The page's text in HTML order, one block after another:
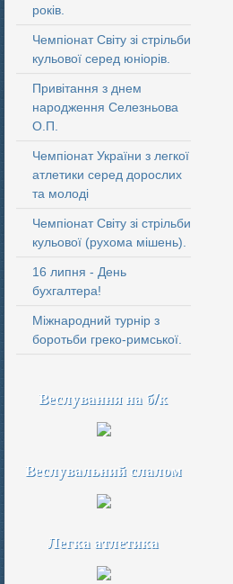
років.
Чемпіонат Світу зі стрільби
кульової серед юніорів.
Привітання з днем
народження Селезньова
О.П.
Чемпіонат України з легкої
атлетики серед дорослих
та молоді
Чемпіонат Світу зі стрільби
кульової (рухома мішень).
16 липня - День
бухгалтера!
Міжнародний турнір з
боротьби греко-римської.
Веслування на б/к
Веслувальний слалом
Легка атлетика